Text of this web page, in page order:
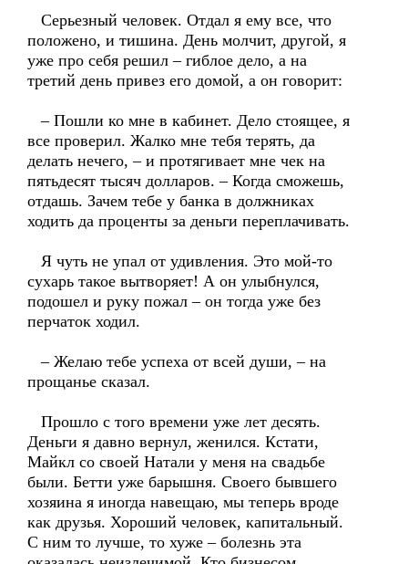
Серьезный человек. Отдал я ему все, что
положено, и тишина. День молчит, другой, я
уже про себя решил – гиблое дело, а на
третий день привез его домой, а он говорит:
– Пошли ко мне в кабинет. Дело стоящее, я
все проверил. Жалко мне тебя терять, да
делать нечего, – и протягивает мне чек на
пятьдесят тысяч долларов. – Когда сможешь,
отдашь. Зачем тебе у банка в должниках
ходить да проценты за деньги переплачивать.
Я чуть не упал от удивления. Это мой-то
сухарь такое вытворяет! А он улыбнулся,
подошел и руку пожал – он тогда уже без
перчаток ходил.
– Желаю тебе успеха от всей души, – на
прощанье сказал.
Прошло с того времени уже лет десять.
Деньги я давно вернул, женился. Кстати,
Майкл со своей Натали у меня на свадьбе
были. Бетти уже барышня. Своего бывшего
хозяина я иногда навещаю, мы теперь вроде
как друзья. Хороший человек, капитальный.
С ним то лучше, то хуже – болезнь эта